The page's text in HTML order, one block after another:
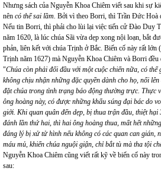
Nhưng sách của Nguyễn Khoa Chiêm viết sau khi sự
nên có thể sai lầm. Bởi vì theo Borri, thì Trần Đức Hoà
Nếu tin Borri, thì phải cho lùi lại việc tiến cử Đào Duy
năm 1620, là lúc chúa Sãi vừa dẹp xong nội loạn, bắt
phản, liên kết với chúa Trịnh ở Bắc. Biến cố này rất lớn
Trịnh năm 1627) mà Nguyễn Khoa Chiêm và Borri
"Chúa còn phải đối đầu với một cuộc chiến nữa, có
không chịu nhận những đặc quyền dành cho họ, nổi
đặt chúa trong tình trạng báo động thường trực. Thực
ông hoàng này, có được những khẩu súng đại bác do
giới. Khi quan quân đến dẹp, bị thua trận đầu, thiệt
đánh lần thứ hai, thì hai ông hoàng thua, mất hết
đáng lý bị xử tử hình nếu không có các quan can gián,
máu mủ, khiến chúa nguội giận, chỉ bắt tù mà tha tội
Nguyễn Khoa Chiêm cũng viết rất kỹ về biến cố này
sau: